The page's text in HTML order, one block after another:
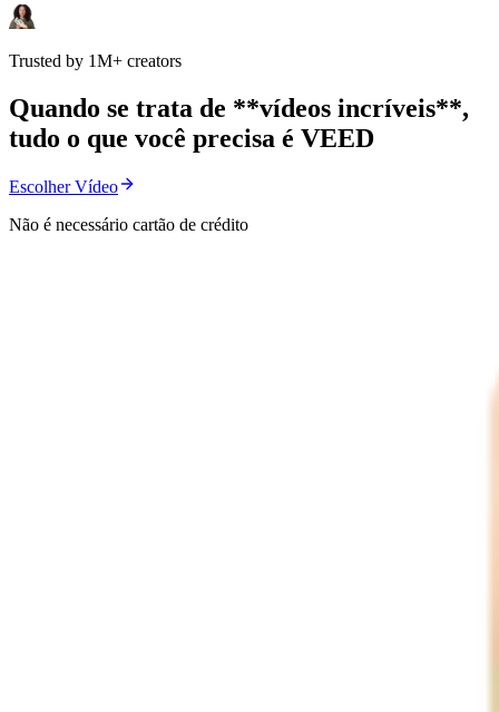
Trusted by 1M+ creators
Quando se trata de **vídeos incríveis**,
tudo o que você precisa é VEED
Escolher Vídeo
Não é necessário cartão de crédito